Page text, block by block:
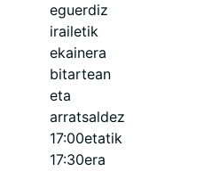
eguerdiz
irailetik
ekainera
bitartean
eta
arratsaldez
17:00etatik
17:30era